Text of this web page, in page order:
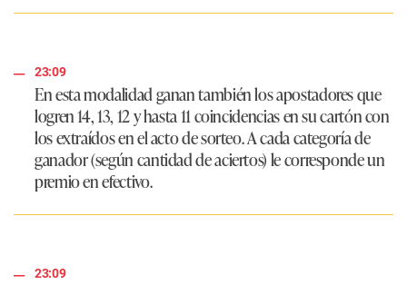
23:09
En esta modalidad ganan también los apostadores que
logren 14, 13, 12 y hasta 11 coincidencias en su cartón con
los extraídos en el acto de sorteo. A cada categoría de
ganador (según cantidad de aciertos) le corresponde un
premio en efectivo.
23:09